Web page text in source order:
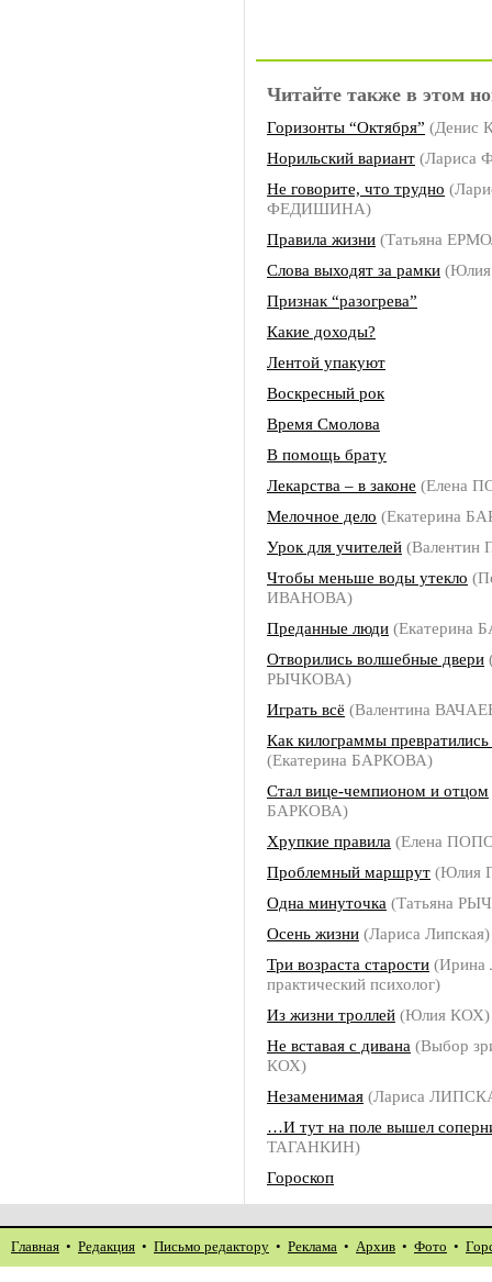
Читайте также в этом
Горизонты “Октября” (Денис
Норильский вариант
Не говорите, что трудно
ФЕДИШИНА)
Правила жизни (Татьяна
Слова выходят за рамки
Признак “разогрева”
Какие доходы?
Лентой упакуют
Воскресный рок
Время Смолова
В помощь брату
Лекарства – в законе (Елена
Мелочное дело (Екатерина
Урок для учителей (Валентин
Чтобы меньше воды утекло
ИВАНОВА)
Преданные люди (Екатерина
Отворились волшебные двери
РЫЧКОВА)
Играть всё (Валентина
Как килограммы
(Екатерина БАРКОВА)
Стал вице-чемпионом и отцом
БАРКОВА)
Хрупкие правила (Елена
Проблемный маршрут (Юлия
Одна минуточка (Татьяна
Осень жизни (Лариса Липская)
Три возраста старости
практический психолог)
Из жизни троллей (Юлия КОХ)
Не вставая с дивана (Выбор
КОХ)
Незаменимая (Лариса
…И тут на поле вышел
ТАГАНКИН)
Гороскоп
Главная • Редакция • Письмо редактору • Реклама • Архив • Фото •